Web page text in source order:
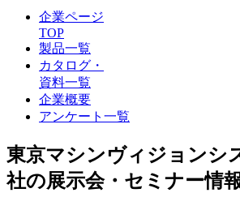
企業ページ
TOP
製品一覧
カタログ・
資料一覧
企業概要
アンケート一覧
東京マシンヴィジョンシ
社の展示会・セミナー情